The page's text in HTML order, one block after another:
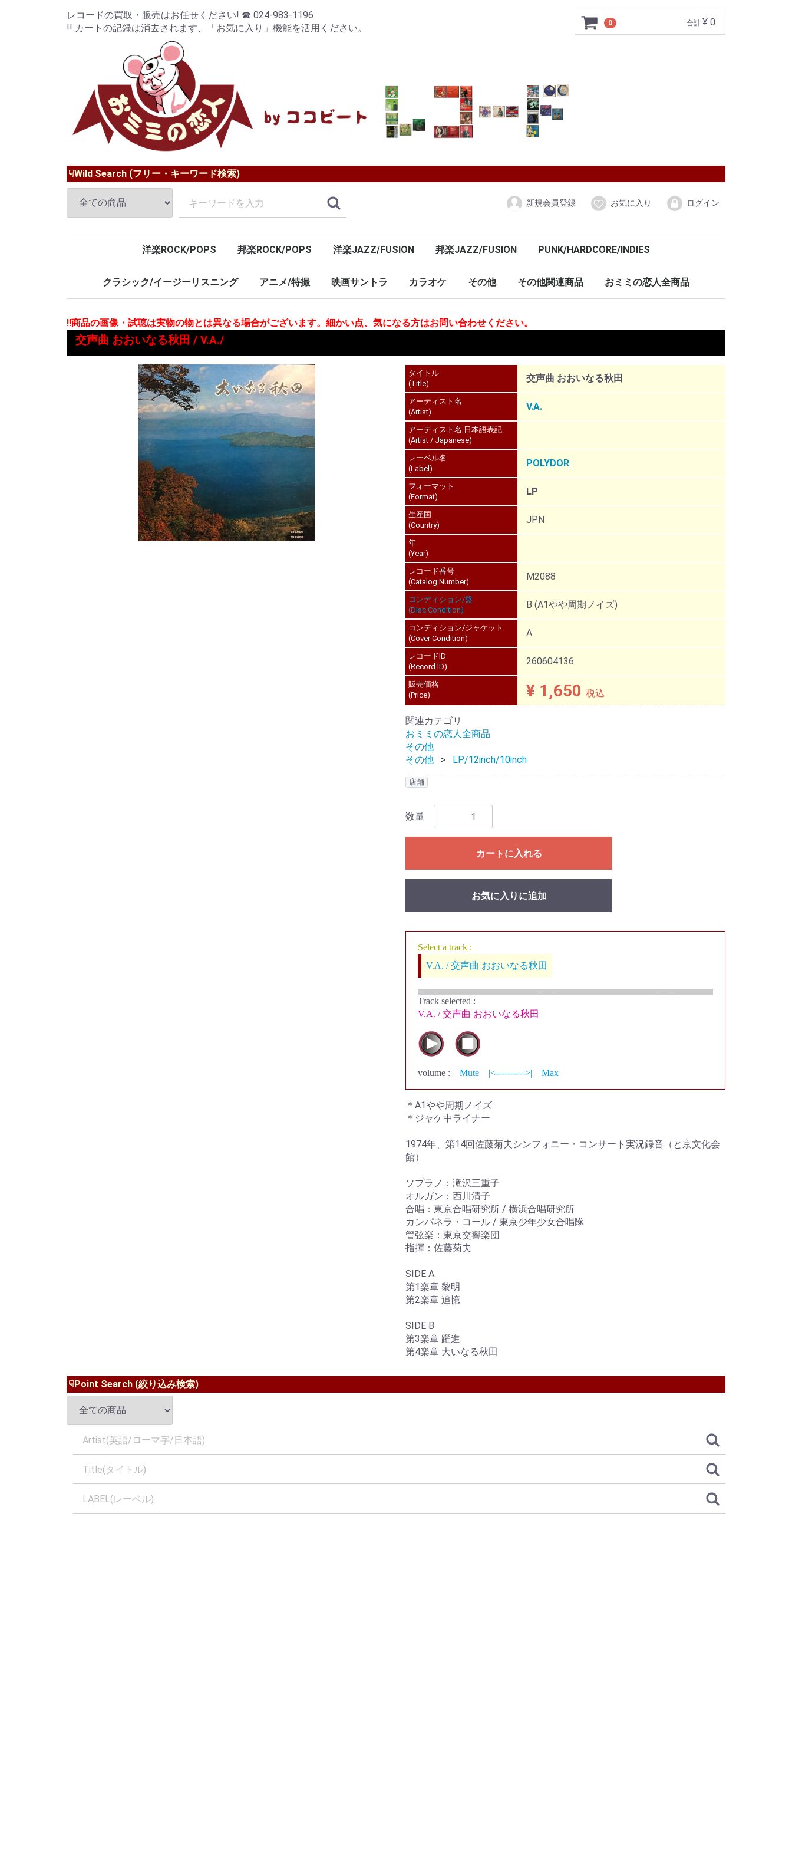
レコードの買取・販売はお任せください! ☎ 024-983-1196
!! カートの記録は消去されます、「お気に入り」機能を活用ください。
0 合計 ¥ 0
☟Wild Search (フリー・キーワード検索)
新規会員登録 お気に入り ログイン
洋楽ROCK/POPS
LP/12inch/10inch
7inch
邦楽ROCK/POPS
LP/12inch/10inch
7inch
洋楽JAZZ/FUSION
LP/12inch/10inch
7inch
邦楽JAZZ/FUSION
LP/12inch/10inch
7inch
PUNK/HARDCORE/INDIES
LP/12inch/10inch
7inch
クラシック/イージーリスニング アニメ/特撮 映画サントラ カラオケ その他 その他関連商品 おミミの恋人全商品
!!商品の画像・試聴は実物の物とは異なる場合がございます。細かい点、気になる方はお問い合わせください。
交声曲 おおいなる秋田 / V.A./
タイトル
(Title)
交声曲 おおいなる秋田
アーティスト名
(Artist)
V.A.
アーティスト名 日本語表記
(Artist / Japanese)
レーベル名
(Label)
POLYDOR
フォーマット
(Format)
LP
生産国
(Country)
JPN
年
(Year)
レコード番号
(Catalog Number)
M2088
コンディション/盤
(Disc Condition)
B (A1やや周期ノイズ)
コンディション/ジャケット
(Cover Condition)
A
レコードID
(Record ID)
260604136
販売価格
(Price)
¥ 1,650 税込
関連カテゴリ
おミミの恋人全商品
その他
その他
LP/12inch/10inch
店舗
数量
カートに入れる
お気に入りに追加
Select a track :
V.A. / 交声曲 おおいなる秋田
Track selected :
V.A. / 交声曲 おおいなる秋田
volume : Mute |<---------->| Max
＊A1やや周期ノイズ
＊ジャケ中ライナー
1974年、第14回佐藤菊夫シンフォニー・コンサート実況録音（と京文化会
館）
ソプラノ：滝沢三重子
オルガン：西川清子
合唱：東京合唱研究所 / 横浜合唱研究所
カンパネラ・コール / 東京少年少女合唱隊
管弦楽：東京交響楽団
指揮：佐藤菊夫
SIDE A
第1楽章 黎明
第2楽章 追憶
SIDE B
第3楽章 躍進
第4楽章 大いなる秋田
☟Point Search (絞り込み検索)